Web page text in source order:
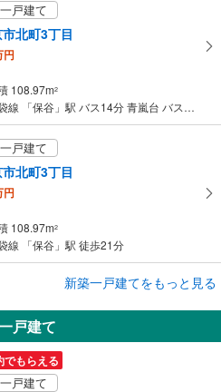
戸建て
北町3丁目
円
108.97m2
西武池袋線 「保谷」駅 バス14分 青嵐台 バス停下車 徒歩2分
戸建て
北町3丁目
円
108.97m2
線 「保谷」駅 徒歩21分
北町3丁目
円
108.97m
新築一戸建てをもっと見る
戸建て
でもらえる
戸建て